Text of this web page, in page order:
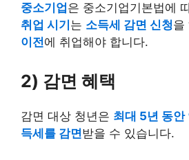
중소기업 은 중소기업기본법에
취업 시기 는 소득세 감면 신청을
이전에 취업해야 합니다.
2) 감면 혜택
감면 대상 청년은 최대 5년 동
득세를 감면받을 수 있습니다.